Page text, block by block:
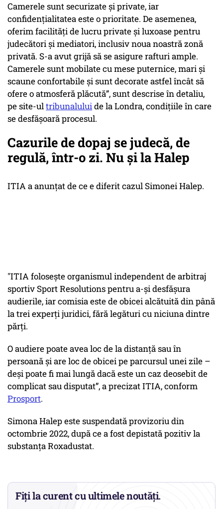
Camerele sunt securizate și private, iar
confidențialitatea este o prioritate. De asemenea,
oferim facilități de lucru private și luxoase pentru
judecători și mediatori, inclusiv noua noastră zonă
privată. S-a avut grijă să se asigure rafturi ample.
Camerele sunt mobilate cu mese puternice, mari și
scaune confortabile și sunt decorate astfel încât să
ofere o atmosferă plăcută”, sunt descrise în detaliu,
pe site-ultribunaluluide la Londra, condițiile în care
se desfășoară procesul.
Cazurile de dopaj se judecă, de
regulă, într-o zi. Nu şi la Halep
ITIA a anunţat de ce e diferit cazul Simonei Halep.
"ITIA folosește organismul independent de arbitraj
sportiv Sport Resolutions pentru a-și desfășura
audierile, iar comisia este de obicei alcătuită din până
la trei experți juridici, fără legături cu niciuna dintre
părți.
O audiere poate avea loc de la distanță sau în
persoană și are loc de obicei pe parcursul unei zile –
deși poate fi mai lungă dacă este un caz deosebit de
complicat sau disputat”, a precizat ITIA, conform
Prosport.
Simona Halep este suspendată provizoriu din
octombrie 2022, după ce a fost depistată pozitiv la
substanţa Roxadustat.
Fiți la curent cu ultimele noutăți.